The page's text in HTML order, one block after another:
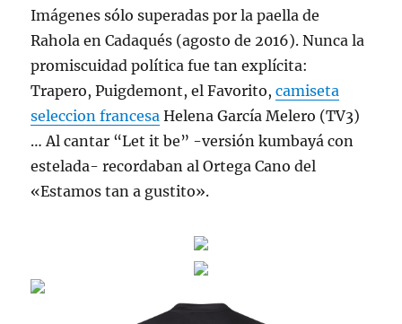
Imágenes sólo superadas por la paella de
Rahola en Cadaqués (agosto de 2016). Nunca la
promiscuidad política fue tan explícita:
Trapero, Puigdemont, el Favorito,camiseta
seleccion francesa Helena García Melero (TV3)
… Al cantar “Let it be” -versión kumbayá con
estelada- recordaban al Ortega Cano del
«Estamos tan a gustito».